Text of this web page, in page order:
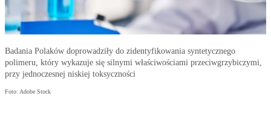
Badania Polaków doprowadziły do zidentyfikowania syntetycznego
polimeru, który wykazuje się silnymi właściwościami przeciwgrzybiczymi,
przy jednoczesnej niskiej toksyczności
Foto: Adobe Stock